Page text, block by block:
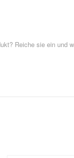
Reiche sie ein und